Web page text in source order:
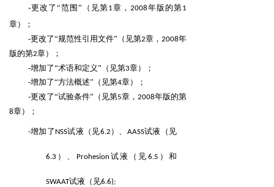
-更改了“范围”（见第1章， 2008年版的第1
章）；
-更改了“规范性引用文件”（见第2章， 2008年
版的第2章）；
-增加了“术语和定义”（见第3章）；
-增加了“方法概述”（见第4章）；
-更改了“试验条件”（见第5章， 2008年版的第
8章）；
-增加了 NSS试液 （ 见6.2）、AASS试液 （ 见
6.3）、Prohesion 试液 （ 见 6.5）和
SWAAT试液 （ 见6.6);